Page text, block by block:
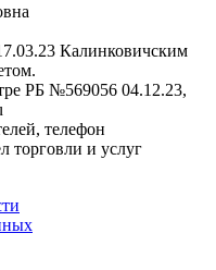
Калинковичским
РБ №569056 04.12.23,
телефон
торговли и услуг